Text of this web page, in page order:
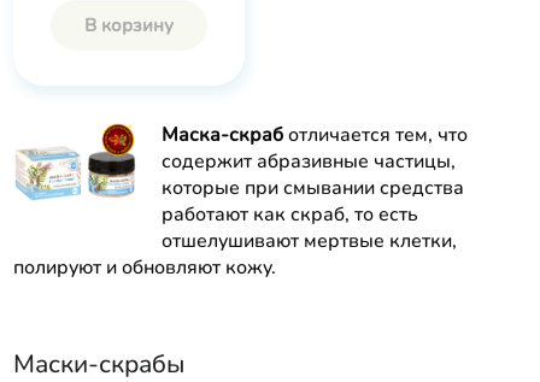
В корзину
Маска-скработличается тем, что
содержит абразивные частицы,
которые при смывании средства
работают как скраб, то есть
отшелушивают мертвые клетки,
полируют и обновляют кожу.
Маски-скрабы